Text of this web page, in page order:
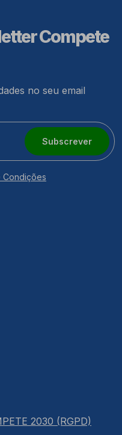
Compete
no seu email
Subscrever
Condições
2030 (RGPD)